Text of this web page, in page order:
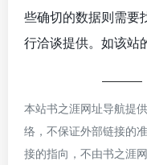
些确切的数据则需要
行洽谈提供。如该站
本站书之涯网址导航提
络，不保证外部链接的
接的指向，不由书之涯